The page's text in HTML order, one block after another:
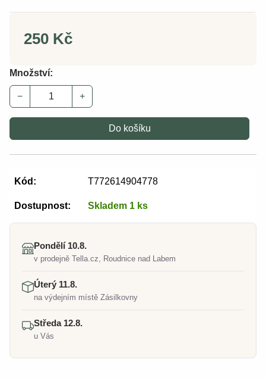
250 Kč
Množství:
− +
Do košíku
Kód: T772614904778
Dostupnost: Skladem 1 ks
Pondělí 10.8.
v prodejně Tella.cz, Roudnice nad Labem
Úterý 11.8.
na výdejním místě Zásilkovny
Středa 12.8.
u Vás